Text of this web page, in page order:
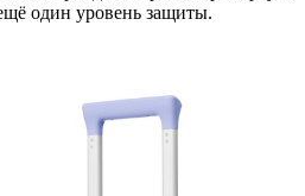
один уровень защиты.